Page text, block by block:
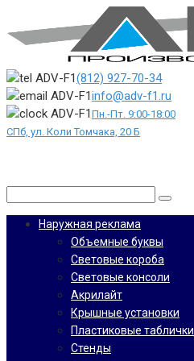
к
контенту
(812) 927-70-34
info@adv-f1.ru
Пн.-Пт. 9:00-18:00
СПб, ул. Коли Томчака, 20 Б
Наружная реклама
Объемные буквы
Световые короба
Световые консоли
Акрилайт
Крышные установки
Пластиковые таблички
Стенды